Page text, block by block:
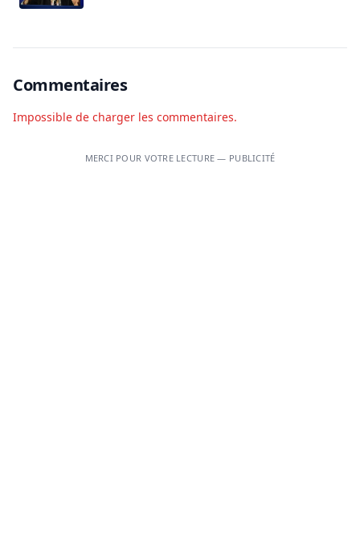
Commentaires
Impossible de charger les commentaires.
MERCI POUR VOTRE LECTURE — PUBLICITÉ